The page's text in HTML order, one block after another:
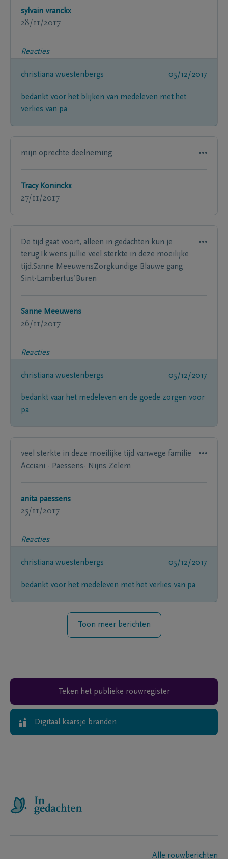
sylvain vranckx
28/11/2017
Reacties
christiana wuestenbergs 05/12/2017
bedankt voor het blijken van medeleven met het
verlies van pa
mijn oprechte deelneming
Tracy Koninckx
27/11/2017
De tijd gaat voort, alleen in gedachten kun je
terug.Ik wens jullie veel sterkte in deze moeilijke
tijd.Sanne MeeuwensZorgkundige Blauwe gang
Sint-Lambertus’Buren
Sanne Meeuwens
26/11/2017
Reacties
christiana wuestenbergs 05/12/2017
bedankt vaar het medeleven en de goede zorgen voor
pa
veel sterkte in deze moeilijke tijd vanwege familie
Acciani - Paessens- Nijns Zelem
anita paessens
25/11/2017
Reacties
christiana wuestenbergs 05/12/2017
bedankt voor het medeleven met het verlies van pa
Toon meer berichten
Teken het publieke rouwregister
Digitaal kaarsje branden
Alle rouwberichten